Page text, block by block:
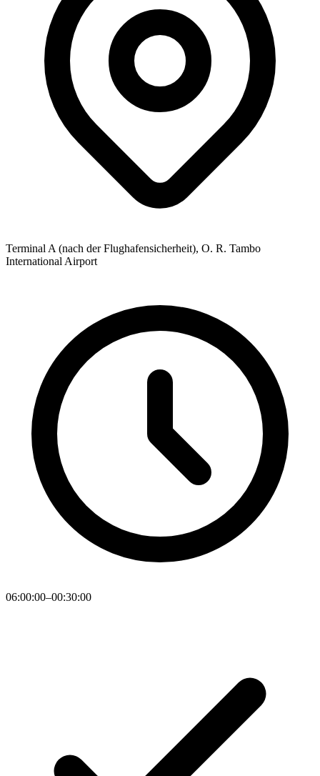
Terminal A (nach der Flughafensicherheit), O. R. Tambo
International Airport
06:00:00–00:30:00